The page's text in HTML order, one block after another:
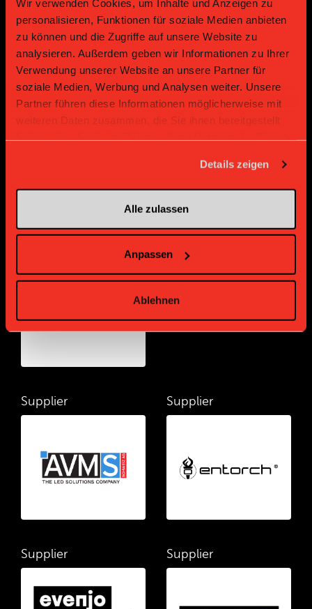
Wir verwenden Cookies, um Inhalte und Anzeigen zu
personalisieren, Funktionen für soziale Medien anbieten
zu können und die Zugriffe auf unsere Website zu
analysieren. Außerdem geben wir Informationen zu Ihrer
Verwendung unserer Website an unsere Partner für
soziale Medien, Werbung und Analysen weiter. Unsere
Partner führen diese Informationen möglicherweise mit
weiteren Daten zusammen, die Sie ihnen bereitgestellt
Details zeigen
Alle zulassen
Anpassen
Ablehnen
Gold Partner Gold Partner
Supplier Supplier
Supplier Supplier